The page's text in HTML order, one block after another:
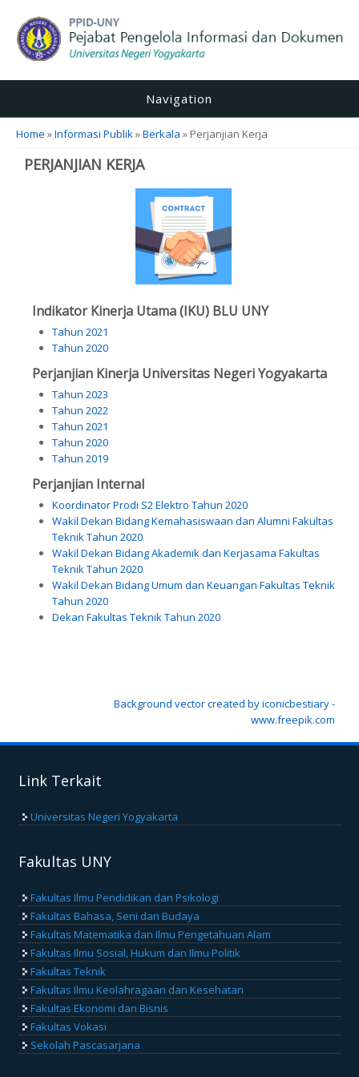
Navigation
You are here
Home »Informasi Publik»Berkala » Perjanjian Kerja
PERJANJIAN KERJA
Indikator Kinerja Utama (IKU) BLU UNY
Tahun 2021
Tahun 2020
Perjanjian Kinerja Universitas Negeri Yogyakarta
Tahun 2023
Tahun 2022
Tahun 2021
Tahun 2020
Tahun 2019
Perjanjian Internal
Koordinator Prodi S2 Elektro Tahun 2020
Wakil Dekan Bidang Kemahasiswaan dan Alumni Fakultas
Teknik Tahun 2020
Wakil Dekan Bidang Akademik dan Kerjasama Fakultas
Teknik Tahun 2020
Wakil Dekan Bidang Umum dan Keuangan Fakultas Teknik
Tahun 2020
Dekan Fakultas Teknik Tahun 2020
Background vector created by iconicbestiary -
www.freepik.com
Link Terkait
Universitas Negeri Yogyakarta
Fakultas UNY
Fakultas Ilmu Pendidikan dan Psikologi
Fakultas Bahasa, Seni dan Budaya
Fakultas Matematika dan Ilmu Pengetahuan Alam
Fakultas Ilmu Sosial, Hukum dan Ilmu Politik
Fakultas Teknik
Fakultas Ilmu Keolahragaan dan Kesehatan
Fakultas Ekonomi dan Bisnis
Fakultas Vokasi
Sekolah Pascasarjana